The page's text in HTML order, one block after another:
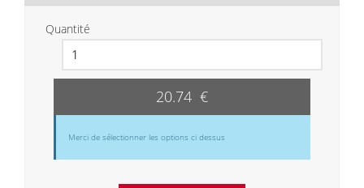
Quantité
20.74 €
Merci de sélectionner les options ci dessus